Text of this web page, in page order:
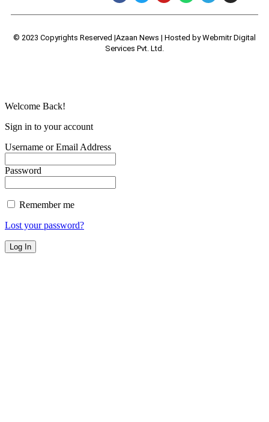
© 2023 Copyrights Reserved |Azaan News | Hosted byWebmitr Digital
Services Pvt. Ltd.
Welcome Back!
Sign in to your account
Username or Email Address
Password
Remember me
Lost your password?